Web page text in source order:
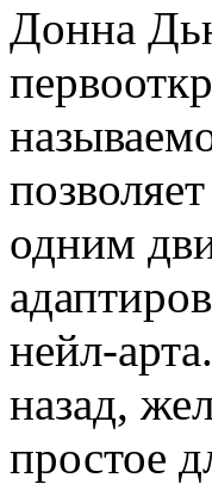
Донна
одним
нейл-
назад,
простое